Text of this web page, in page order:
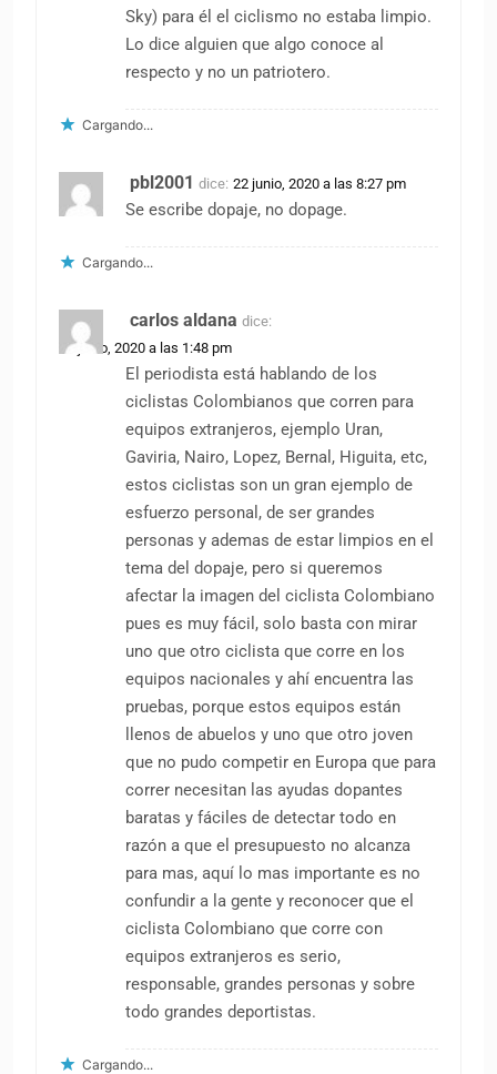
Sky) para él el ciclismo no estaba limpio.
Lo dice alguien que algo conoce al
respecto y no un patriotero.
Cargando...
pbl2001 dice: 22 junio, 2020 a las 8:27 pm
Se escribe dopaje, no dopage.
Cargando...
carlos aldana dice:
23 junio, 2020 a las 1:48 pm
El periodista está hablando de los
ciclistas Colombianos que corren para
equipos extranjeros, ejemplo Uran,
Gaviria, Nairo, Lopez, Bernal, Higuita, etc,
estos ciclistas son un gran ejemplo de
esfuerzo personal, de ser grandes
personas y ademas de estar limpios en el
tema del dopaje, pero si queremos
afectar la imagen del ciclista Colombiano
pues es muy fácil, solo basta con mirar
uno que otro ciclista que corre en los
equipos nacionales y ahí encuentra las
pruebas, porque estos equipos están
llenos de abuelos y uno que otro joven
que no pudo competir en Europa que para
correr necesitan las ayudas dopantes
baratas y fáciles de detectar todo en
razón a que el presupuesto no alcanza
para mas, aquí lo mas importante es no
confundir a la gente y reconocer que el
ciclista Colombiano que corre con
equipos extranjeros es serio,
responsable, grandes personas y sobre
todo grandes deportistas.
Cargando...